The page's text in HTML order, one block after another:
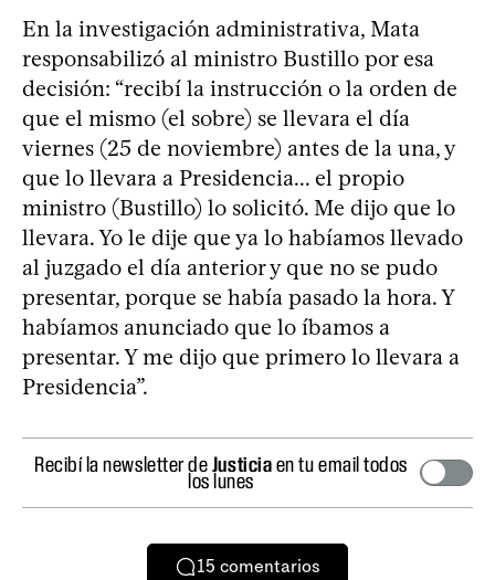
En la investigación administrativa, Mata
responsabilizó al ministro Bustillo por esa
decisión: “recibí la instrucción o la orden de
que el mismo (el sobre) se llevara el día
viernes (25 de noviembre) antes de la una, y
que lo llevara a Presidencia... el propio
ministro (Bustillo) lo solicitó. Me dijo que lo
llevara. Yo le dije que ya lo habíamos llevado
al juzgado el día anterior y que no se pudo
presentar, porque se había pasado la hora. Y
habíamos anunciado que lo íbamos a
presentar. Y me dijo que primero lo llevara a
Presidencia”.
Recibí la newsletter deJusticiaen tu email todos
los lunes
15 comentarios